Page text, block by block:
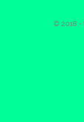
© 2018 -